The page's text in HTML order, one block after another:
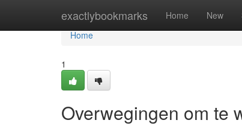
exactlybookmarks Home New
Home
Home
1
Overwegingen om te